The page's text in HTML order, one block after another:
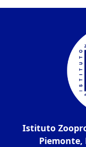
Istituto
Piemonte,